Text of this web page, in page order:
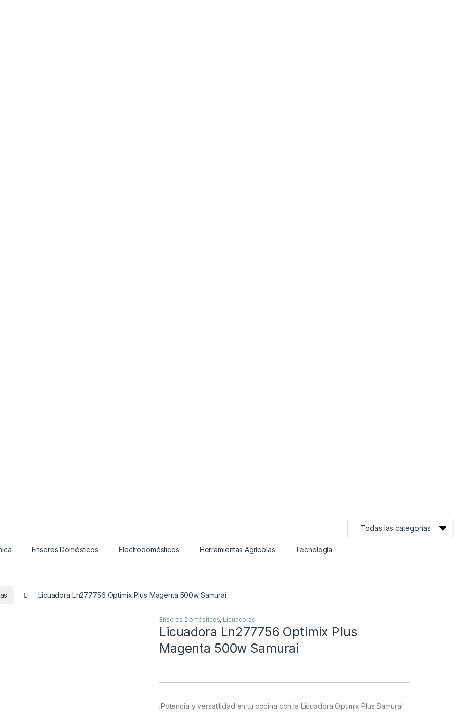
Enseres Domésticos Electrodomésticos Herramientas Agrícolas Tecnología
Licuadora Ln277756 Optimix Plus Magenta 500w Samurai
Enseres Domésticos, Licuadoras
Licuadora Ln277756 Optimix Plus
Magenta 500w Samurai
¡Potencia y versatilidad en tu cocina con la Licuadora Optimix Plus Samurai!